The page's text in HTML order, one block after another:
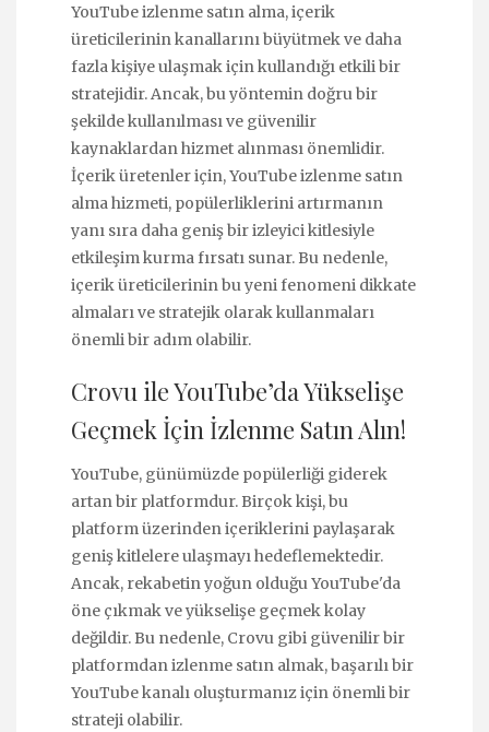
YouTube izlenme satın alma, içerik
üreticilerinin kanallarını büyütmek ve daha
fazla kişiye ulaşmak için kullandığı etkili bir
stratejidir. Ancak, bu yöntemin doğru bir
şekilde kullanılması ve güvenilir
kaynaklardan hizmet alınması önemlidir.
İçerik üretenler için, YouTube izlenme satın
alma hizmeti, popülerliklerini artırmanın
yanı sıra daha geniş bir izleyici kitlesiyle
etkileşim kurma fırsatı sunar. Bu nedenle,
içerik üreticilerinin bu yeni fenomeni dikkate
almaları ve stratejik olarak kullanmaları
önemli bir adım olabilir.
Crovu ile YouTube’da Yükselişe
Geçmek İçin İzlenme Satın Alın!
YouTube, günümüzde popülerliği giderek
artan bir platformdur. Birçok kişi, bu
platform üzerinden içeriklerini paylaşarak
geniş kitlelere ulaşmayı hedeflemektedir.
Ancak, rekabetin yoğun olduğu YouTube'da
öne çıkmak ve yükselişe geçmek kolay
değildir. Bu nedenle, Crovu gibi güvenilir bir
platformdan izlenme satın almak, başarılı bir
YouTube kanalı oluşturmanız için önemli bir
strateji olabilir.